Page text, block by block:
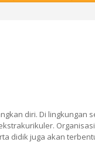
diri. Di
didik juga akan